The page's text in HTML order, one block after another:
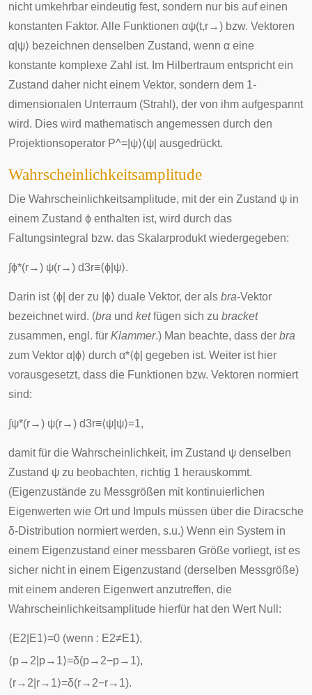
nicht umkehrbar eindeutig fest, sondern nur bis auf einen
konstanten Faktor. Alle Funktionen αψ(t,r→) bzw. Vektoren
α ψ⟩ bezeichnen denselben Zustand, wenn α eine
konstante komplexe Zahl ist. Im Hilbertraum entspricht ein
Zustand daher nicht einem Vektor, sondern dem 1-
dimensionalen Unterraum (Strahl), der von ihm aufgespannt
wird. Dies wird mathematisch angemessen durch den
Projektionsoperator P^= ψ⟩⟨ψ ausgedrückt.
Wahrscheinlichkeitsamplitude
Die Wahrscheinlichkeitsamplitude, mit der ein Zustand ψ in
einem Zustand ϕ enthalten ist, wird durch das
Faltungsintegral
bzw. das Skalarproduktwiedergegeben:
∫ϕ*(r→) ψ(r→) d3r≡⟨ϕ ψ⟩.
Darin ist ⟨ϕ der zu ϕ⟩ duale Vektor, der als bra-Vektor
bezeichnet wird. (bra und ketfügen sich zu bracket
zusammen, engl. für Klammer.) Man beachte, dass der bra
zum Vektor α ϕ⟩ durch α*⟨ϕ gegeben ist. Weiter ist hier
vorausgesetzt, dass die Funktionen bzw. Vektoren normiert
sind:
∫ψ*(r→) ψ(r→) d3r≡⟨ψ ψ⟩=1,
damit für die Wahrscheinlichkeit, im Zustand ψ denselben
Zustand ψ zu beobachten, richtig 1 herauskommt.
(Eigenzustände zu Messgrößen mit kontinuierlichen
Eigenwerten wie Ort und Impuls müssen über die Diracsche
δ-Distribution normiert werden, s.u.) Wenn ein System in
einem Eigenzustand einer messbaren Größe vorliegt, ist es
sicher nicht in einem Eigenzustand (derselben Messgröße)
mit einem anderen Eigenwert anzutreffen, die
Wahrscheinlichkeitsamplitude hierfür hat den Wert Null:
⟨E2 E1⟩=0 (wenn : E2≠E1),
⟨p→ 2 p→ 1⟩=δ(p→ 2−p→ 1),
⟨r→ 2 r→ 1⟩=δ(r→ 2−r→ 1).